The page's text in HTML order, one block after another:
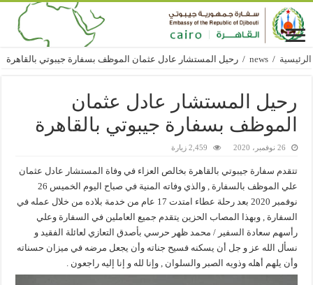
الرئيسية /
news
/ رحيل المستشار عادل عثمان الموظف بسفارة جيبوتي بالقاهرة
رحيل المستشار عادل عثمان
الموظف بسفارة جيبوتي بالقاهرة
26 نوفمبر، 2020 2,459 زيارة
تتقدم سفارة جيبوتي بالقاهرة بخالص العزاء في وفاة المستشار عادل عثمان
علي الموظف بالسفارة , والذي وفاته المنية في صباح اليوم الخميس 26
نوفمبر 2020 بعد رحلة عطاء امتدت 17 عام من خدمة بلاده من خلال عمله في
السفارة , وبهذا المصاب الحزين يتقدم جميع العاملين في السفارة وعلي
رأسهم سعادة السفير / محمد ظهر حرسي بأصدق التعازي لعائلة الفقيد و
نسأل الله عز و جل أن يسكنه فسيح جناته وأن يجعل مرضه في ميزان حسناته
وأن يلهم أهله وذويه الصبر والسلوان , وإنا لله و إنا إليه راجعون .